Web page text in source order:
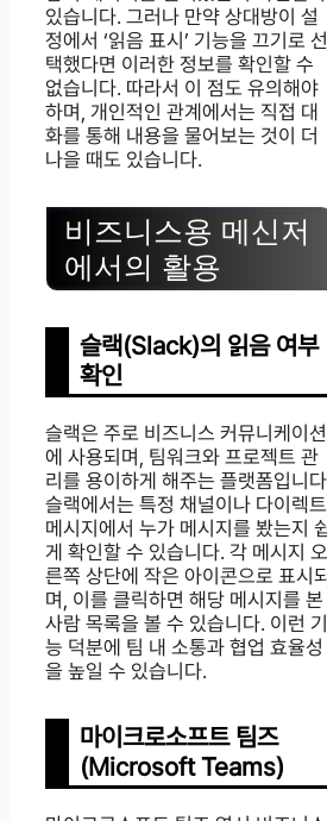
있습니다. 그러나 만약 상대방이 설
정에서 ‘읽음 표시’ 기능을 끄기로 선
택했다면 이러한 정보를 확인할 수
없습니다. 따라서 이 점도 유의해야
하며, 개인적인 관계에서는 직접 대
화를 통해 내용을 물어보는 것이 더
나을 때도 있습니다.
비즈니스용 메신저
에서의 활용
슬랙(Slack)의 읽음 여부
확인
슬랙은 주로 비즈니스 커뮤니케이션
에 사용되며, 팀워크와 프로젝트 관
리를 용이하게 해주는 플랫폼입니
슬랙에서는 특정 채널이나 다이렉트
메시지에서 누가 메시지를 봤는지
게 확인할 수 있습니다. 각 메시지 오
른쪽 상단에 작은 아이콘으로 표시
며, 이를 클릭하면 해당 메시지를 본
사람 목록을 볼 수 있습니다. 이런 기
능 덕분에 팀 내 소통과 협업 효율성
을 높일 수 있습니다.
마이크로소프트 팀즈
(Microsoft Teams)